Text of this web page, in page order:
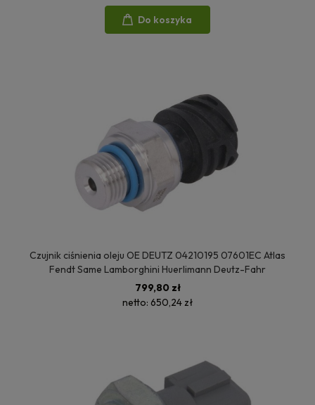
Do koszyka
Czujnik ciśnienia oleju OE DEUTZ 04210195 07601EC Atlas
Fendt Same Lamborghini Huerlimann Deutz-Fahr
799,80 zł
netto: 650,24 zł